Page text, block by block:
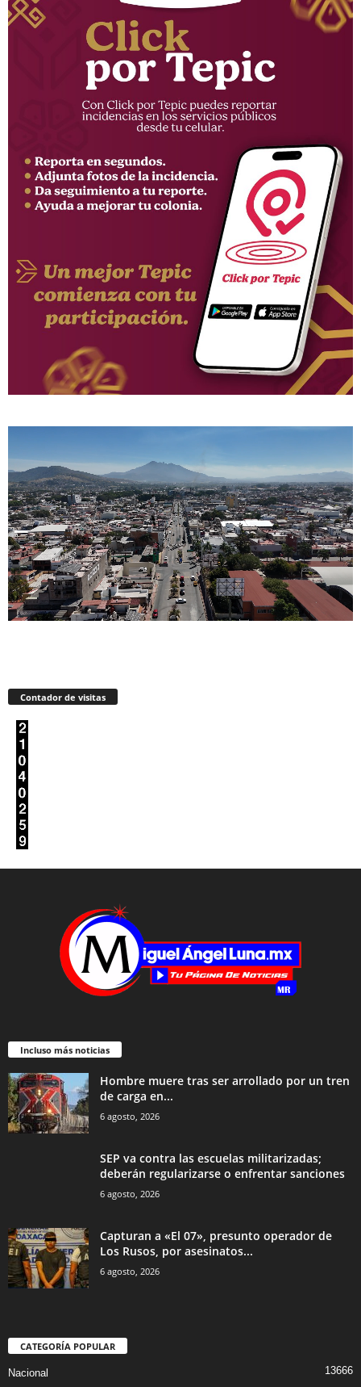
Contador de visitas
Incluso más noticias
Hombre muere tras ser arrollado por un tren
de carga en...
6 agosto, 2026
SEP va contra las escuelas militarizadas;
deberán regularizarse o enfrentar sanciones
6 agosto, 2026
Capturan a «El 07», presunto operador de
Los Rusos, por asesinatos...
6 agosto, 2026
CATEGORÍA POPULAR
Nacional 13666